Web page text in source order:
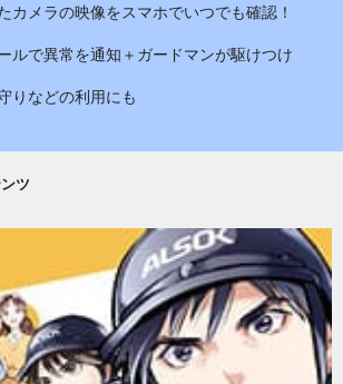
カメラの映像をスマホでいつでも確認！
ルで異常を通知＋ガードマンが駆けつけ
りなどの利用にも
ツ